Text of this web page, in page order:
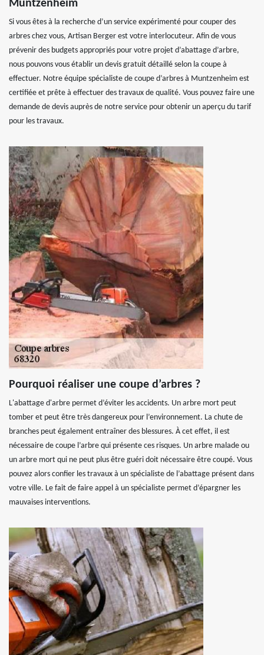
Muntzenheim
Si vous êtes à la recherche d’un service expérimenté pour couper des
arbres chez vous, Artisan Berger est votre interlocuteur. Afin de vous
prévenir des budgets appropriés pour votre projet d’abattage d’arbre,
nous pouvons vous établir un devis gratuit détaillé selon la coupe à
effectuer. Notre équipe spécialiste de coupe d’arbres à Muntzenheim est
certifiée et prête à effectuer des travaux de qualité. Vous pouvez faire une
demande de devis auprès de notre service pour obtenir un aperçu du tarif
pour les travaux.
Pourquoi réaliser une coupe d’arbres ?
L'abattage d'arbre permet d’éviter les accidents. Un arbre mort peut
tomber et peut être très dangereux pour l’environnement. La chute de
branches peut également entraîner des blessures. À cet effet, il est
nécessaire de coupe l’arbre qui présente ces risques. Un arbre malade ou
un arbre mort qui ne peut plus être guéri doit nécessaire être coupé. Vous
pouvez alors confier les travaux à un spécialiste de l’abattage présent dans
votre ville. Le fait de faire appel à un spécialiste permet d’épargner les
mauvaises interventions.